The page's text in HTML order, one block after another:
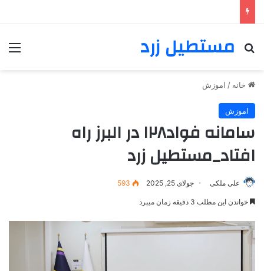
مستطیل زرد
خانه / اموزش
اموزش
سامانه فواد۱۲۸ در البرز راه
افتاد_مستطیل زرد
علی ملکی جولای 25, 2025 593
خواندن این مطلب 3 دقیقه زمان میبرد